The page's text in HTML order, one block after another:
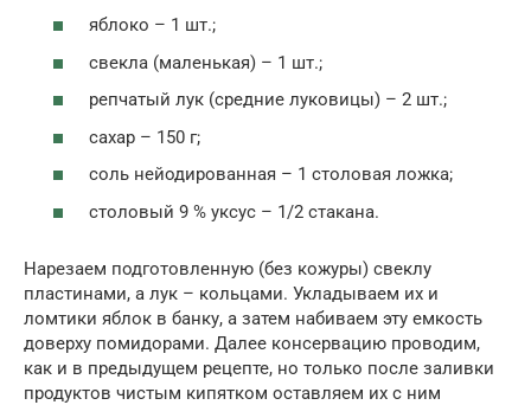
яблоко – 1 шт.;
свекла (маленькая) – 1 шт.;
репчатый лук (средние луковицы) – 2 шт.;
сахар – 150 г;
соль нейодированная – 1 столовая ложка;
столовый 9 % уксус – 1/2 стакана.
Нарезаем подготовленную (без кожуры) свеклу
пластинами, а лук – кольцами. Укладываем их и
ломтики яблок в банку, а затем набиваем эту емкость
доверху помидорами. Далее консервацию проводим,
как и в предыдущем рецепте, но только после заливки
продуктов чистым кипятком оставляем их с ним